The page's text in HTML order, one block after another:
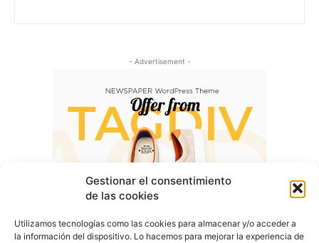
Gestionar el consentimiento
de las cookies
Utilizamos tecnologías como las cookies para almacenar y/o acceder a
la información del dispositivo. Lo hacemos para mejorar la experiencia de
- Advertisement -